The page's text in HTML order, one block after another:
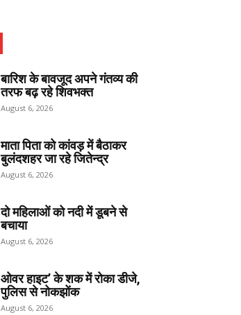
बारिश के बावजूद अपने गंतव्य की
तरफ बढ़ रहे शिवभक्त
August 6, 2026
माता पिता को कांवड़ में बैठाकर
बुलंदशहर जा रहे जितेन्द्र
August 6, 2026
दो महिलाओं को नदी में डूबने से
बचाया
August 6, 2026
ओवर हाइट’ के शक में रोका डीजे,
पुलिस से नोकझोंक
August 6, 2026